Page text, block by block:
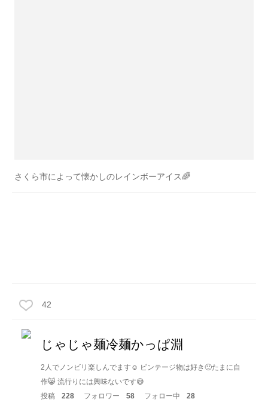
さくら市によって懐かしのレインボーアイス🌈
42
じゃじゃ麺冷麺かっぱ淵
2人でノンビリ楽しんでます☺️ ビンテージ物は好き🙂たまに自
作😸 流行りには興味ないです😅
投稿
228 フォロワー 58 フォロー中 28